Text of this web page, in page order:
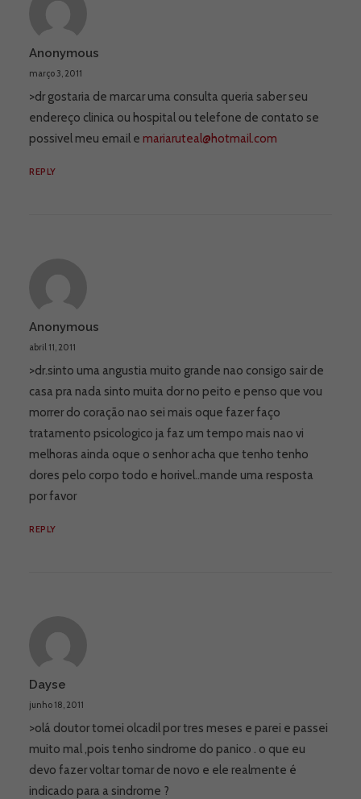
Anonymous
março 3, 2011
>dr gostaria de marcar uma consulta queria saber seu
endereço clinica ou hospital ou telefone de contato se
possivel meu email e mariaruteal@hotmail.com
REPLY
Anonymous
abril 11, 2011
>dr.sinto uma angustia muito grande nao consigo sair de
casa pra nada sinto muita dor no peito e penso que vou
morrer do coração nao sei mais oque fazer faço
tratamento psicologico ja faz um tempo mais nao vi
melhoras ainda oque o senhor acha que tenho tenho
dores pelo corpo todo e horivel..mande uma resposta
por favor
REPLY
Dayse
junho 18, 2011
>olá doutor tomei olcadil por tres meses e parei e passei
muito mal ,pois tenho sindrome do panico . o que eu
devo fazer voltar tomar de novo e ele realmente é
indicado para a sindrome ?